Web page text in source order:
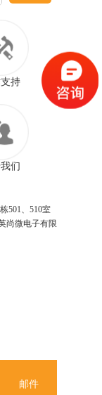
持
们
501、510室
尚微电子有限
邮件